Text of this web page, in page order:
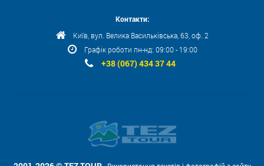
Контакти:
Київ, вул. Велика Васильківська, 63, оф. 2
Графік роботи пн-нд: 09:00 - 19:00
+38 (067) 434 37 44